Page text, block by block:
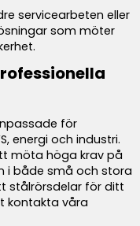
servicearbeten eller
som möter
för
energi och industri.
möta höga krav på
i både små och stora
stålrörsdelar för ditt
kontakta våra